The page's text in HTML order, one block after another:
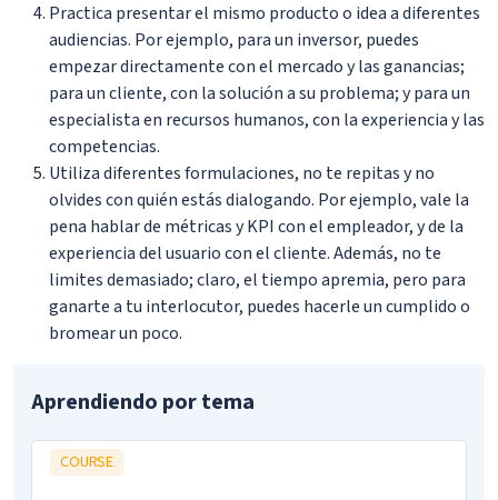
Practica presentar el mismo producto o idea a diferentes
audiencias. Por ejemplo, para un inversor, puedes
empezar directamente con el mercado y las ganancias;
para un cliente, con la solución a su problema; y para un
especialista en recursos humanos, con la experiencia y las
competencias.
Utiliza diferentes formulaciones, no te repitas y no
olvides con quién estás dialogando. Por ejemplo, vale la
pena hablar de métricas y KPI con el empleador, y de la
experiencia del usuario con el cliente. Además, no te
limites demasiado; claro, el tiempo apremia, pero para
ganarte a tu interlocutor, puedes hacerle un cumplido o
bromear un poco.
Aprendiendo por tema
COURSE